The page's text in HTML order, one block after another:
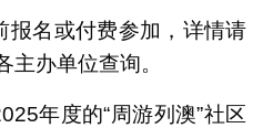
报名或付费参加，详情请
主办单位查询。
年度的“周游列澳”社区